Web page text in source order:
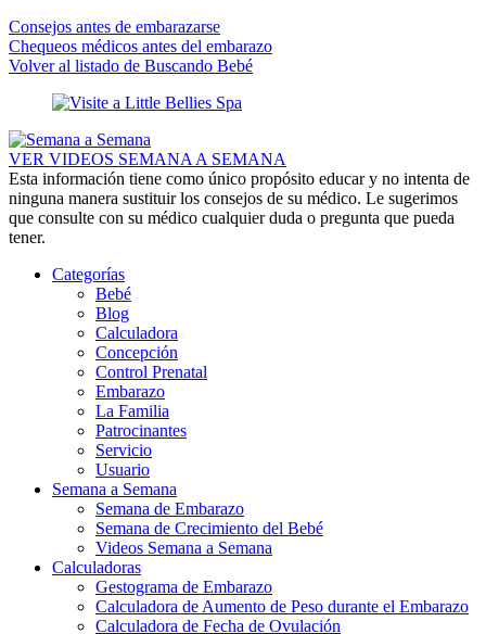
Consejos antes de embarazarse
Chequeos médicos antes del embarazo
Volver al listado de Buscando Bebé
VER VIDEOS SEMANA A SEMANA
Esta información tiene como único propósito educar y no intenta de
ninguna manera sustituir los consejos de su médico. Le sugerimos
que consulte con su médico cualquier duda o pregunta que pueda
tener.
Categorías
Bebé
Blog
Calculadora
Concepción
Control Prenatal
Embarazo
La Familia
Patrocinantes
Servicio
Usuario
Semana a Semana
Semana de Embarazo
Semana de Crecimiento del Bebé
Videos Semana a Semana
Calculadoras
Gestograma de Embarazo
Calculadora de Aumento de Peso durante el Embarazo
Calculadora de Fecha de Ovulación